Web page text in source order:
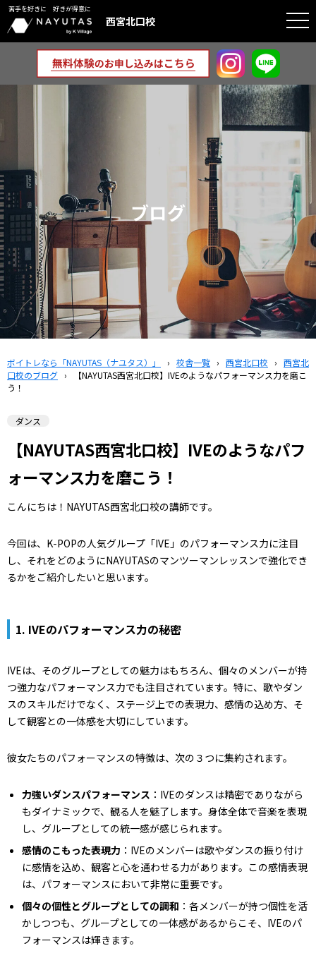
苦手を好きに 好きが得意に
西宮北口校
ブログ
ボイトレなら「NAYUTAS（ナユタス）」 › 校舎一覧 › 西宮北口校 › 西宮北
口校のブログ ›
【NAYUTAS西宮北口校】IVEのようなパフォーマンス力を磨こ
う！
ダンス
【NAYUTAS西宮北口校】IVEのようなパフ
ォーマンス力を磨こう！
こんにちは！NAYUTAS西宮北口校の講師です。
今回は、K-POPの人気グループ「IVE」のパフォーマンス力に注目
し、それをどのようにNAYUTASのマンツーマンレッスンで強化でき
るかをご紹介したいと思います。
1. IVEのパフォーマンス力の秘密
IVEは、そのグループとしての魅力はもちろん、個々のメンバーが持
つ強力なパフォーマンス力でも注目されています。特に、歌やダン
スのスキルだけでなく、ステージ上での表現力、感情の込め方、そ
して観客との一体感を大切にしています。
彼女たちのパフォーマンスの特徴は、次の３つに集約されます。
力強いダンスパフォーマンス ：IVEのダンスは精密でありながら
もダイナミックで、観る人を魅了します。身体全体で音楽を表現
し、グループとしての統一感が感じられます。
感情のこもった表現力 ：IVEのメンバーは歌やダンスの振り付け
に感情を込め、観客と心を通わせる力があります。この感情表現
は、パフォーマンスにおいて非常に重要です。
個々の個性とグループとしての調和 ：各メンバーが持つ個性を活
かしつつも、グループとしての一体感があるからこそ、IVEのパ
フォーマンスは輝きます。